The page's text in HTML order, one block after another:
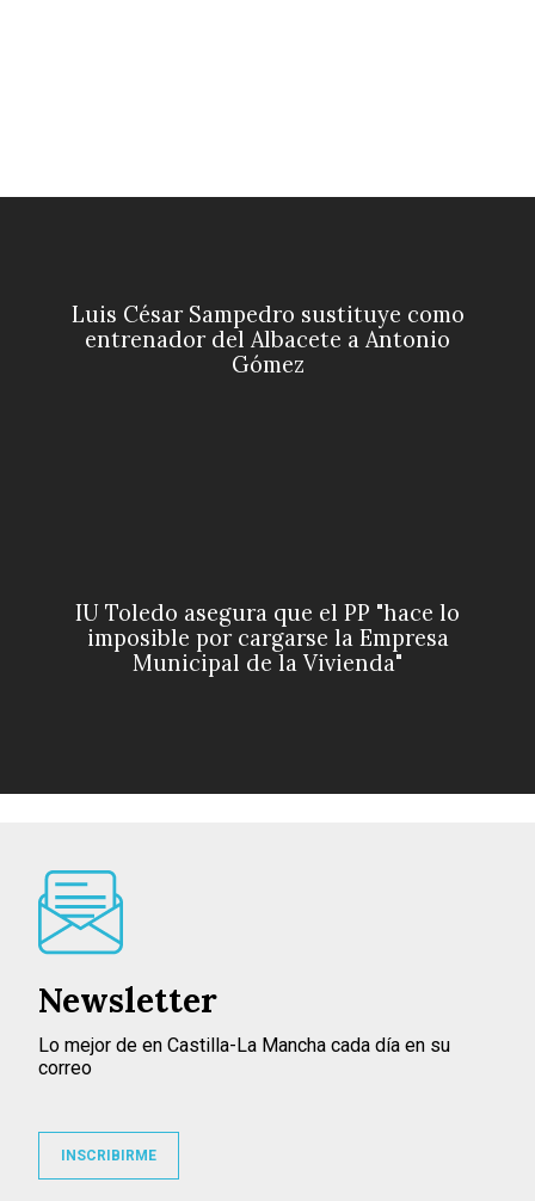
Luis César Sampedro sustituye como
entrenador del Albacete a Antonio
Gómez
IU Toledo asegura que el PP "hace lo
imposible por cargarse la Empresa
Municipal de la Vivienda"
Newsletter
Lo mejor de en Castilla-La Mancha cada día en su
correo
INSCRIBIRME